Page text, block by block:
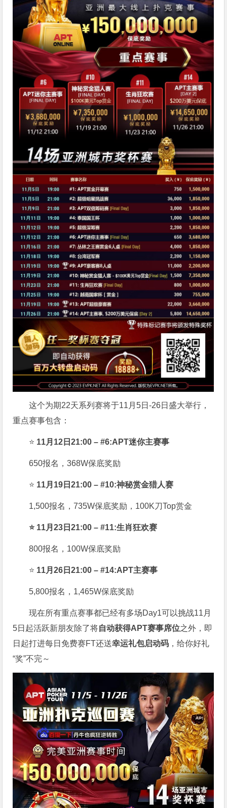
这个为期22天系列赛将于11月5日-26日盛大举行，
重点赛事包含：
⭐ 11月12日21:00 – #6:APT迷你主赛事
650报名，368W保底奖励
⭐ 11月19日21:00 – #10:神秘赏金猎人赛
1,500报名，735W保底奖励，100K刀Top赏金
⭐ 11月23日21:00 – #11:生肖狂欢赛
800报名，100W保底奖励
⭐ 11月26日21:00 – #14:APT主赛事
5,800报名，1,465W保底奖励
现在所有重点赛事都已经有多场Day1可以挑战11月
5日起活跃新朋友除了将自动获得APT赛事席位之外，即
日起打进每日免费赛FT还送幸运礼包启动码 ，给你好礼
“奖”不完～